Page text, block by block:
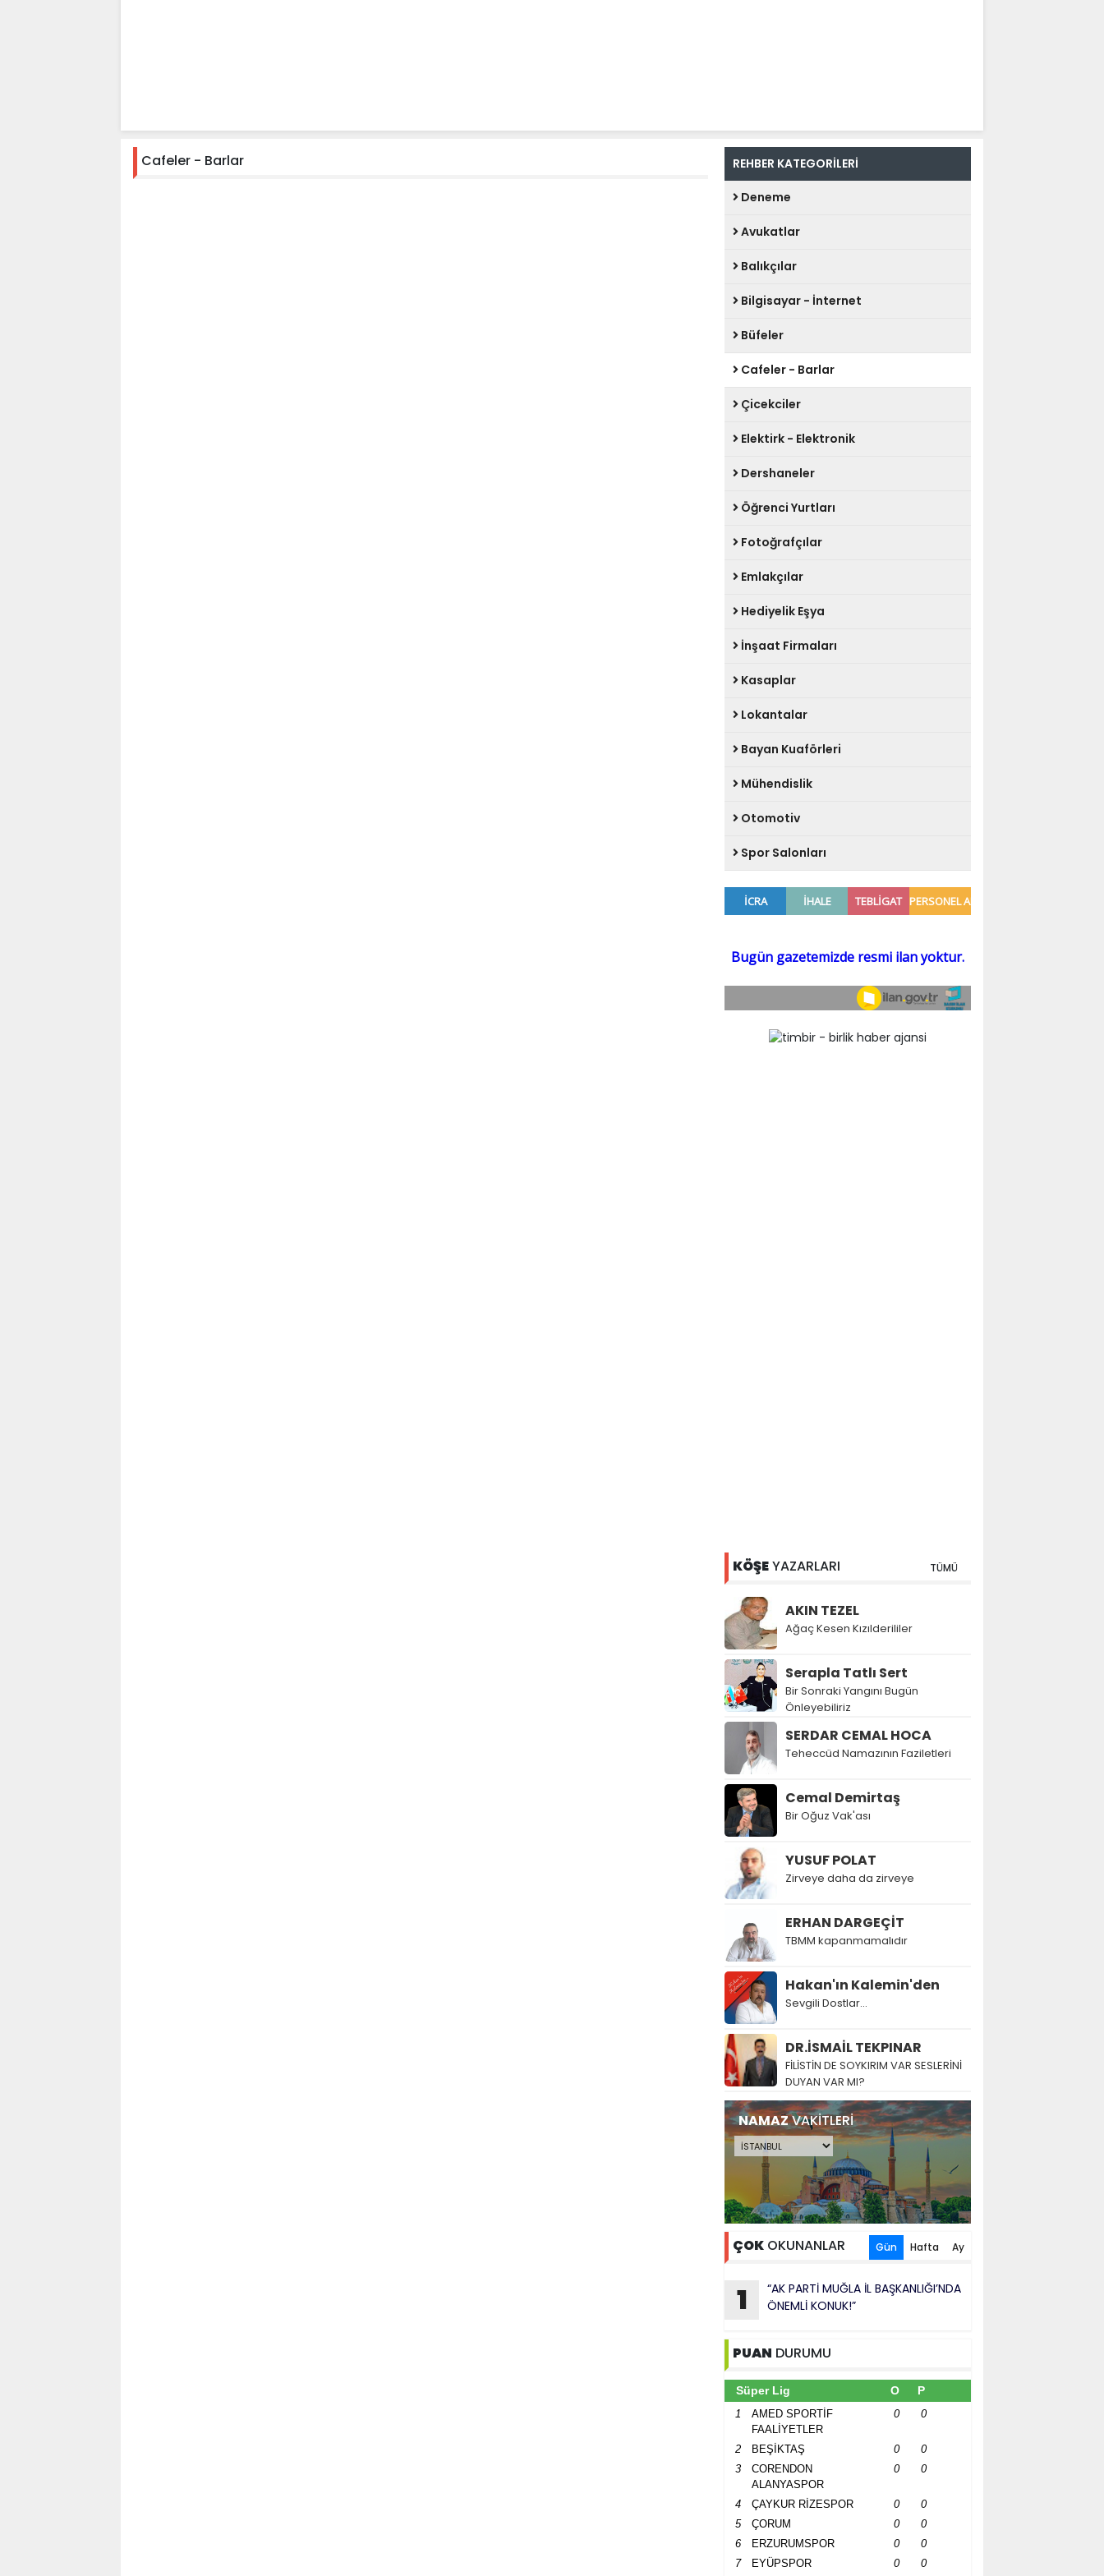
Cafeler - Barlar REHBER KATEGORİLERİ
Deneme
Avukatlar
Balıkçılar
Bilgisayar - İnternet
Büfeler
Cafeler - Barlar
Çicekciler
Elektirk - Elektronik
Dershaneler
Öğrenci Yurtları
Fotoğrafçılar
Emlakçılar
Hediyelik Eşya
İnşaat Firmaları
Kasaplar
Lokantalar
Bayan Kuaförleri
Mühendislik
Otomotiv
Spor Salonları
KÖŞEYAZARLARI TÜMÜ
AKIN TEZEL
Ağaç Kesen Kızılderililer
Serapla Tatlı Sert
Bir Sonraki Yangını Bugün
Önleyebiliriz
SERDAR CEMAL HOCA
Teheccüd Namazının Faziletleri
Cemal Demirtaş
Bir Oğuz Vak'ası
YUSUF POLAT
Zirveye daha da zirveye
ERHAN DARGEÇİT
TBMM kapanmamalıdır
Hakan'ın Kalemin'den
Sevgili Dostlar...
DR.İSMAİL TEKPINAR
FİLİSTİN DE SOYKIRIM VAR SESLERİNİ
DUYAN VAR MI?
NAMAZVAKİTLERİ
ÇOK OKUNANLAR Gün Hafta Ay
1
“AK PARTİ MUĞLA İL BAŞKANLIĞI’NDA
ÖNEMLİ KONUK!”
PUAN DURUMU
Süper Lig O P
1
AMED SPORTİF
FAALİYETLER
0 0
2 BEŞİKTAŞ 0
0
3
CORENDON
ALANYASPOR
0 0
4 ÇAYKUR RİZESPOR 0
0
5
ÇORUM 0
0
6
ERZURUMSPOR 0
0
7
EYÜPSPOR 0 0